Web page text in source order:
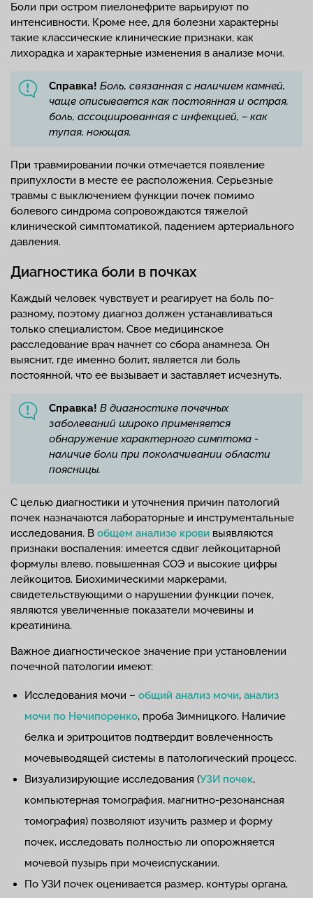
Боли при остром пиелонефрите варьируют по
интенсивности. Кроме нее, для болезни характерны
такие классические клинические признаки, как
лихорадка и характерные изменения в анализе мочи.
Справка! Боль, связанная с наличием камней,
чаще описывается как постоянная и острая,
боль, ассоциированная с инфекцией, – как
тупая, ноющая.
При травмировании почки отмечается появление
припухлости в месте ее расположения. Серьезные
травмы с выключением функции почек помимо
болевого синдрома сопровождаются тяжелой
клинической симптоматикой, падением артериального
давления.
Диагностика боли в почках
Каждый человек чувствует и реагирует на боль по-
разному, поэтому диагноз должен устанавливаться
только специалистом. Свое медицинское
расследование врач начнет со сбора анамнеза. Он
выяснит, где именно болит, является ли боль
постоянной, что ее вызывает и заставляет исчезнуть.
Справка! В диагностике почечных
заболеваний широко применяется
обнаружение характерного симптома -
наличие боли при поколачивании области
поясницы.
С целью диагностики и уточнения причин патологий
почек назначаются лабораторные и инструментальные
исследования. В общем анализе крови выявляются
признаки воспаления: имеется сдвиг лейкоцитарной
формулы влево, повышенная СОЭ и высокие цифры
лейкоцитов. Биохимическими маркерами,
свидетельствующими о нарушении функции почек,
являются увеличенные показатели мочевины и
креатинина.
Важное диагностическое значение при установлении
почечной патологии имеют:
Исследования мочи – общий анализ мочи, анализ
мочи по Нечипоренко, проба Зимницкого. Наличие
белка и эритроцитов подтвердит вовлеченность
мочевыводящей системы в патологический процесс.
Визуализирующие исследования (УЗИ почек,
компьютерная томография, магнитно-резонансная
томография) позволяют изучить размер и форму
почек, исследовать полностью ли опорожняется
мочевой пузырь при мочеиспускании.
По УЗИ почек оценивается размер, контуры органа,